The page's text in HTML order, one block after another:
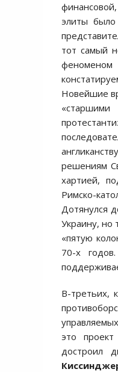
элиты было
тот самый
феноменом
Новейшие
«старшими
решениям
хартией,
Римско-
Дотянулся
Украину, но
«пятую
70-х
В-третьих,
это
достроил